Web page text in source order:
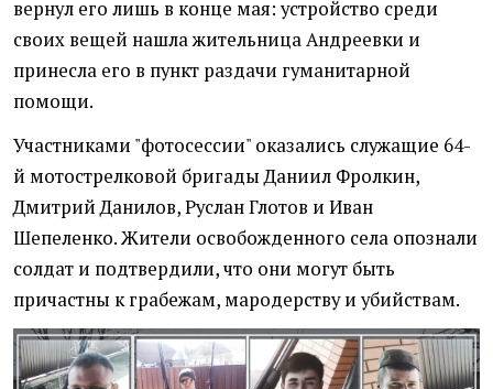
вернул его лишь в конце мая: устройство среди
своих вещей нашла жительница Андреевки и
принесла его в пункт раздачи гуманитарной
помощи.
Участниками "фотосессии" оказались служащие 64-
й мотострелковой бригады Даниил Фролкин,
Дмитрий Данилов, Руслан Глотов и Иван
Шепеленко. Жители освобожденного села опознали
солдат и подтвердили, что они могут быть
причастны к грабежам, мародерству и убийствам.